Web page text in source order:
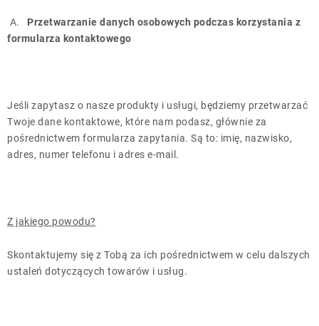
A.
Przetwarzanie danych osobowych podczas korzystania z
formularza kontaktowego
Jeśli zapytasz o nasze produkty i usługi, będziemy przetwarzać
Twoje dane kontaktowe, które nam podasz, głównie za
pośrednictwem formularza zapytania. Są to: imię, nazwisko,
adres, numer telefonu i adres e-mail.
Z jakiego powodu?
Skontaktujemy się z Tobą za ich pośrednictwem w celu dalszych
ustaleń dotyczących towarów i usług.